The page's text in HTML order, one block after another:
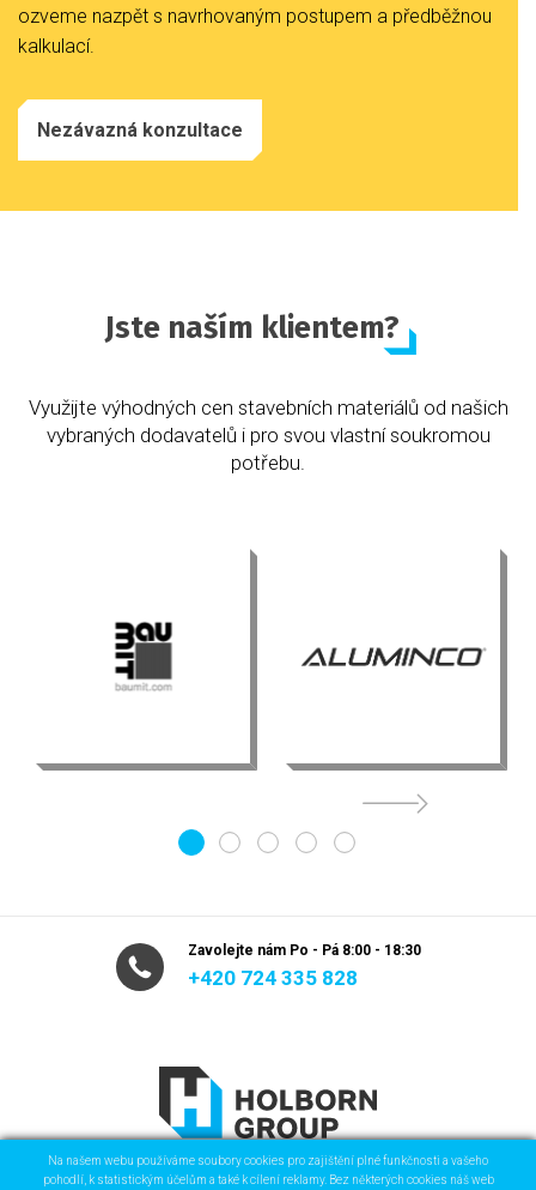
ozveme nazpět s navrhovaným postupem a předběžnou
kalkulací.
Nezávazná konzultace
Jste naším klientem?
Využijte výhodných cen stavebních materiálů od našich
vybraných dodavatelů i pro svou vlastní soukromou
potřebu.
1 2 3 4 5
Zavolejte nám Po - Pá 8:00 - 18:30
+420 724 335 828
Na našem webu používáme soubory cookies pro zajištění plné funkčnosti a vašeho
pohodlí, k statistickým účelům a také k cílení reklamy. Bez některých cookies náš web